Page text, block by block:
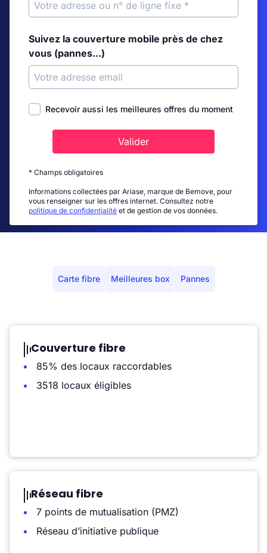
Suivez la couverture mobile près de chez
vous (pannes...)
Recevoir aussi les meilleures offres du moment
Valider
* Champs obligatoires
Informations collectées par Ariase, marque de Bemove, pour
vous renseigner sur les offres internet. Consultez notre
politique de confidentialité et de gestion de vos données.
Carte fibre Meilleures box Pannes
Couverture fibre
85% des locaux raccordables
3518 locaux éligibles
Réseau fibre
7 points de mutualisation (PMZ)
Réseau d’initiative publique